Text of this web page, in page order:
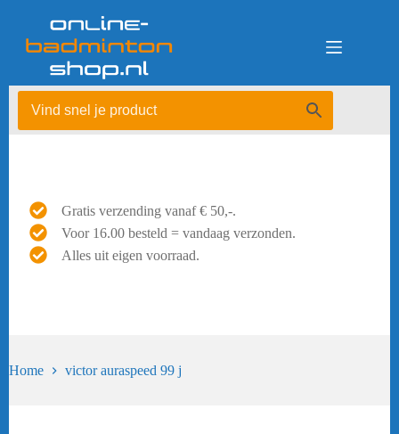
Gratis verzending vanaf € 50,-.
Voor 16.00 besteld = vandaag verzonden.
Alles uit eigen voorraad.
Home victor auraspeed 99 j